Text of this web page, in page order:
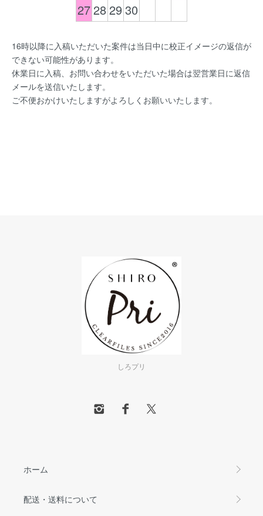
27 28 2930
16時以降に入稿いただいた案件は当日中に校正イメージの返信が
できない可能性があります。
休業日に入稿、お問い合わせをいただいた場合は翌営業日に返信
メールを送信いたします。
ご不便おかけいたしますがよろしくお願いいたします。
しろプリ
ホーム
配送・送料について